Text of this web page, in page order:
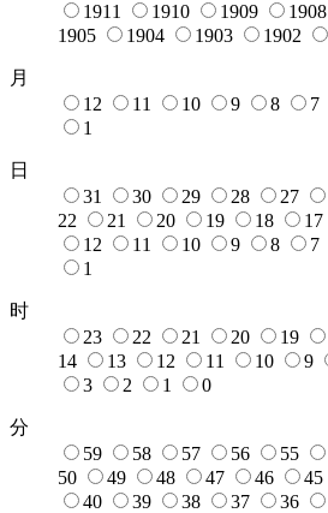
1911
1910 1909 1908
1905
1904 1903 1902
月
12
11 10 9 8 7
1
日
31
30 29 28 27
22
21 20 19 18 17
12
11 10 9 8 7
1
时
23
22 21 20 19
14
13 12 11 10 9
3
2 1 0
分
59
58 57 56 55
50
49 48 47 46 45
40
39 38 37 36